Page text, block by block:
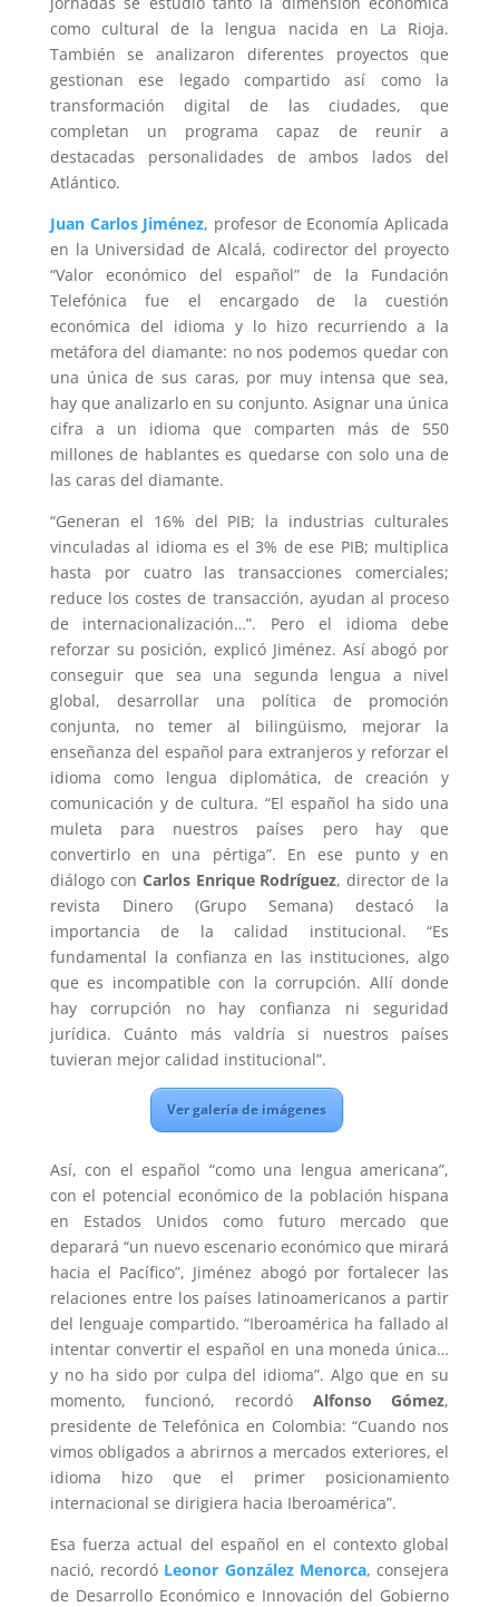
como cultural de la lengua nacida en La Rioja.
También se analizaron diferentes proyectos que
gestionan ese legado compartido así como la
transformación digital de las ciudades, que
completan un programa capaz de reunir a
destacadas personalidades de ambos lados del
Atlántico.
Juan Carlos Jiménez, profesor de Economía Aplicada
en la Universidad de Alcalá, codirector del proyecto
“Valor económico del español” de la Fundación
Telefónica fue el encargado de la cuestión
económica del idioma y lo hizo recurriendo a la
metáfora del diamante: no nos podemos quedar con
una única de sus caras, por muy intensa que sea,
hay que analizarlo en su conjunto. Asignar una única
cifra a un idioma que comparten más de 550
millones de hablantes es quedarse con solo una de
las caras del diamante.
“Generan el 16% del PIB; la industrias culturales
vinculadas al idioma es el 3% de ese PIB; multiplica
hasta por cuatro las transacciones comerciales;
reduce los costes de transacción, ayudan al proceso
de internacionalización…”. Pero el idioma debe
reforzar su posición, explicó Jiménez. Así abogó por
conseguir que sea una segunda lengua a nivel
global, desarrollar una política de promoción
conjunta, no temer al bilingüismo, mejorar la
enseñanza del español para extranjeros y reforzar el
idioma como lengua diplomática, de creación y
comunicación y de cultura. “El español ha sido una
muleta para nuestros países pero hay que
convertirlo en una pértiga”. En ese punto y en
diálogo con Carlos Enrique Rodríguez, director de la
revista Dinero (Grupo Semana) destacó la
importancia de la calidad institucional. “Es
fundamental la confianza en las instituciones, algo
que es incompatible con la corrupción. Allí donde
hay corrupción no hay confianza ni seguridad
jurídica. Cuánto más valdría si nuestros países
tuvieran mejor calidad institucional”.
Ver galería de imágenes
Así, con el español “como una lengua americana”,
con el potencial económico de la población hispana
en Estados Unidos como futuro mercado que
deparará “un nuevo escenario económico que mirará
hacia el Pacífico”, Jiménez abogó por fortalecer las
relaciones entre los países latinoamericanos a partir
del lenguaje compartido. “Iberoamérica ha fallado al
intentar convertir el español en una moneda única…
y no ha sido por culpa del idioma”. Algo que en su
momento, funcionó, recordó Alfonso Gómez,
presidente de Telefónica en Colombia: “Cuando nos
vimos obligados a abrirnos a mercados exteriores, el
idioma hizo que el primer posicionamiento
internacional se dirigiera hacia Iberoamérica”.
Esa fuerza actual del español en el contexto global
nació, recordó Leonor González Menorca, consejera
de Desarrollo Económico e Innovación del Gobierno